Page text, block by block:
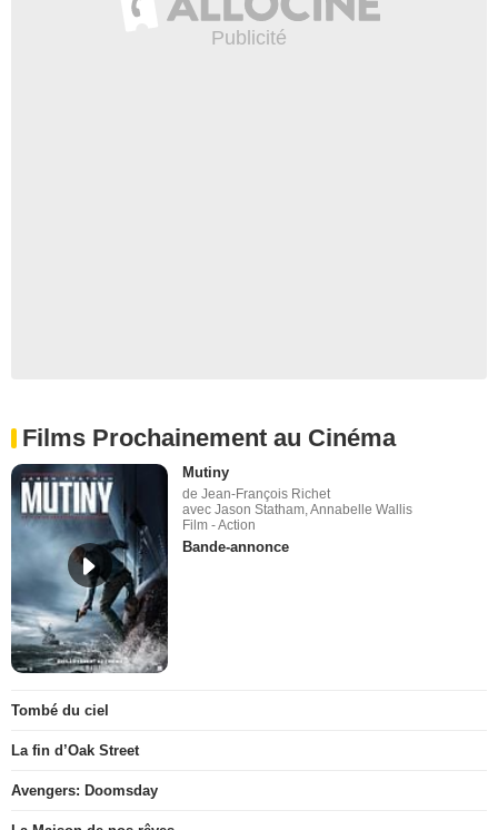
Films Prochainement au Cinéma
Mutiny
de Jean-François Richet
avec Jason Statham, Annabelle Wallis
Film - Action
Bande-annonce
Tombé du ciel
La fin d’Oak Street
Avengers: Doomsday